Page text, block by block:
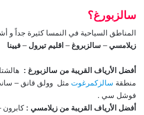
سالزبورغ؟
المناطق السياحية في النمسا كثيرة جداً و
زيلامسي – سالزبروغ – اقليم تيرول – فيينا
أفضل الأرياف القريبة من سالزبورغ :
منطقة سالزكمرغوت مثل وولق قانق –
فوشل سي .
أفضل الأرياف القريبة من زيلامسي :